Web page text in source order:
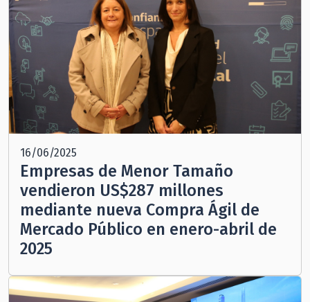
16/06/2025
Empresas de Menor Tamaño
vendieron US$287 millones
mediante nueva Compra Ágil de
Mercado Público en enero-abril de
2025